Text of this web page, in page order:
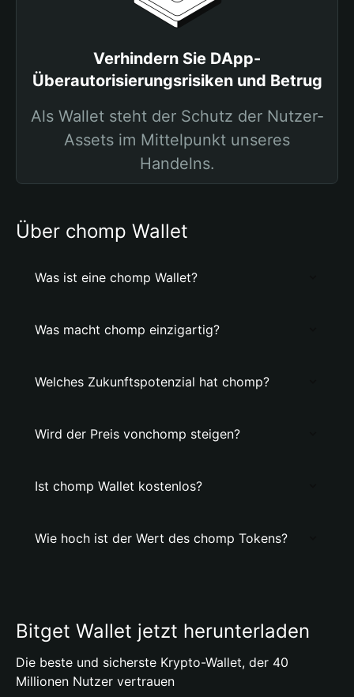
Verhindern Sie DApp-
Überautorisierungsrisiken und Betrug
Als Wallet steht der Schutz der Nutzer-
Assets im Mittelpunkt unseres
Handelns.
Über chomp Wallet
Was ist eine chomp Wallet?
Was macht chomp einzigartig?
Welches Zukunftspotenzial hat chomp?
Wird der Preis vonchomp steigen?
Ist chomp Wallet kostenlos?
Wie hoch ist der Wert des chomp Tokens?
Bitget Wallet jetzt herunterladen
Die beste und sicherste Krypto-Wallet, der 40
Millionen Nutzer vertrauen